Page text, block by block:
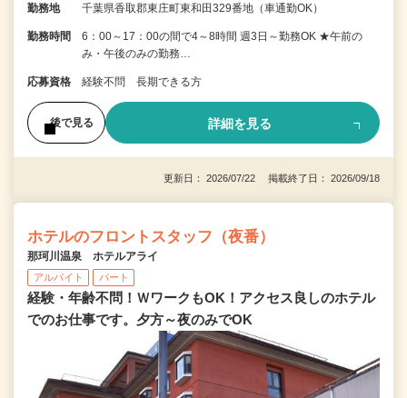
勤務地 千葉県香取郡東庄町東和田329番地（車通勤OK）
勤務時間
6：00～17：00の間で4～8時間 週3日～勤務OK ★午前の
み・午後のみの勤務…
応募資格 経験不問 長期できる方
後で見る 詳細を見る
更新日： 2026/07/22 掲載終了日： 2026/09/18
ホテルのフロントスタッフ（夜番）
那珂川温泉 ホテルアライ
アルバイト パート
経験・年齢不問！ＷワークもOK！アクセス良しのホテル
でのお仕事です。夕方～夜のみでOK